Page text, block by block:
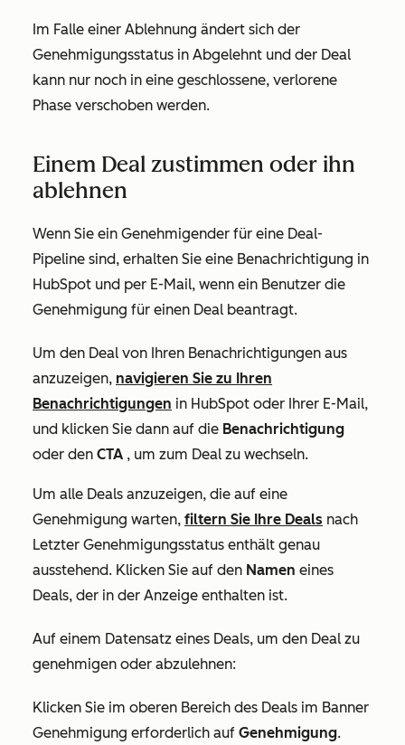
Im Falle einer Ablehnung ändert sich der
Genehmigungsstatus in Abgelehnt und der Deal
kann nur noch in eine geschlossene, verlorene
Phase verschoben werden.
Einem Deal zustimmen oder ihn
ablehnen
Wenn Sie ein Genehmigender für eine Deal-
Pipeline sind, erhalten Sie eine Benachrichtigung in
HubSpot und per E-Mail, wenn ein Benutzer die
Genehmigung für einen Deal beantragt.
Um den Deal von Ihren Benachrichtigungen aus
anzuzeigen, navigieren Sie zu Ihren
Benachrichtigungen in HubSpot oder Ihrer E-Mail,
und klicken Sie dann auf die Benachrichtigung
oder den CTA , um zum Deal zu wechseln.
Um alle Deals anzuzeigen, die auf eine
Genehmigung warten, filtern Sie Ihre Deals nach
Letzter Genehmigungsstatus enthält genau
ausstehend. Klicken Sie auf den Namen eines
Deals, der in der Anzeige enthalten ist.
Auf einem Datensatz eines Deals, um den Deal zu
genehmigen oder abzulehnen:
Klicken Sie im oberen Bereich des Deals im Banner
Genehmigung erforderlich auf Genehmigung.